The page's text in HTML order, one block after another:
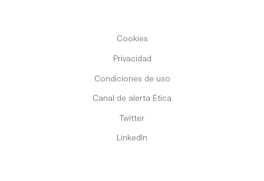
Cookies
Privacidad
Condiciones de uso
Canal de alerta Ética
Twitter
LinkedIn